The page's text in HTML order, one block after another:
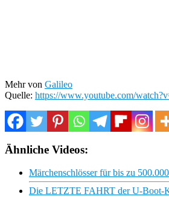
Mehr von Galileo
Quelle: https://www.youtube.com/
Ähnliche Videos:
Märchenschlösser für bis zu
Die LETZTE FAHRT der U-Boot-